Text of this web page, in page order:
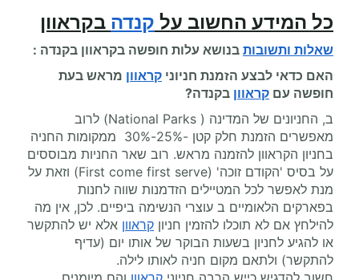
כל המידע החשוב על קנדה בקראוון
שאלות ותשובות בנושא עלות חופשה בקראוון בקנדה :
האם כדאי לבצע הזמנת חניוני קראוון מראש בעת
חופשה עם קראוון בקנדה?
ב, החניונים של המדינה ( National Parks) לרוב
מאפשרים הזמנת חלק קטן -25%-30% ממקומות החניה
בחניון הקראוון להזמנה מראש. רוב שאר החניות מבוססים
על בסיס 'הקודם זוכה' (First come first serve) וזאת על
מנת לאפשר לכל המטיילים הזדמנות שווה לחנות
בפארקים הלאומיים ב עוצרי הנשימה ביפיים. לכן, אין מה
להילחץ אם לא תוכלו להזמין חניון קראוון אלא יש להתקשר
או להגיע לחניון בשעות הבוקר של אותו יום (עדיף
להתקשר) ולתאם מקום חניה לאותו לילה.